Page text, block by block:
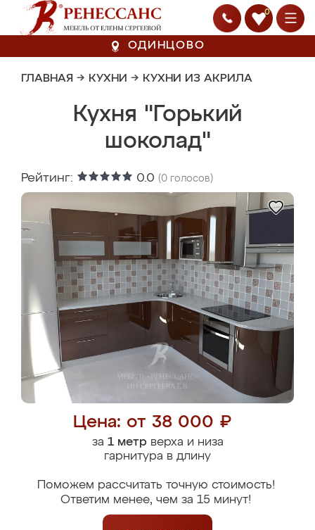
0
ОДИНЦОВО
ГЛАВНАЯ → КУХНИ → КУХНИ ИЗ АКРИЛА
Кухня "Горький
шоколад"
Рейтинг: 0.0 (0 голосов)
Цена: от 38 000 ₽
за 1 метрверха и низа
гарнитура в длину
Поможем рассчитать точную стоимость!
Ответим менее, чем за 15 минут!